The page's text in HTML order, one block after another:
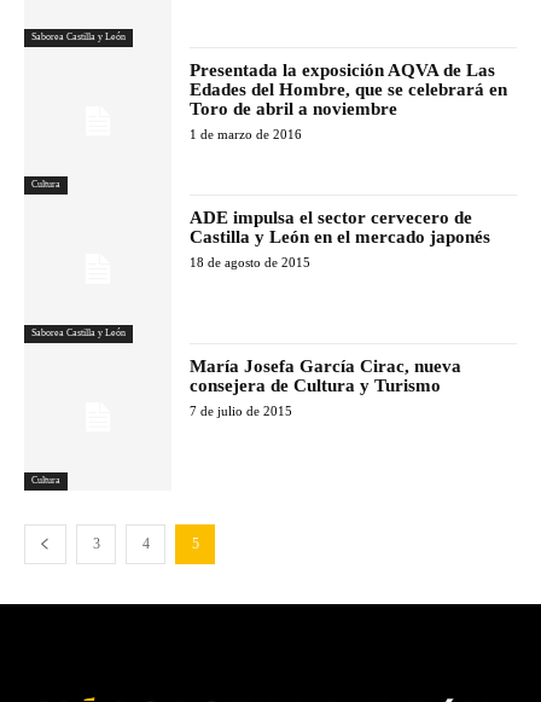
Saborea Castilla y León
Cultura
Presentada la exposición AQVA de Las
Edades del Hombre, que se celebrará en
Toro de abril a noviembre
1 de marzo de 2016
Saborea Castilla y León
ADE impulsa el sector cervecero de
Castilla y León en el mercado japonés
18 de agosto de 2015
Cultura
María Josefa García Cirac, nueva
consejera de Cultura y Turismo
7 de julio de 2015
3 4 5